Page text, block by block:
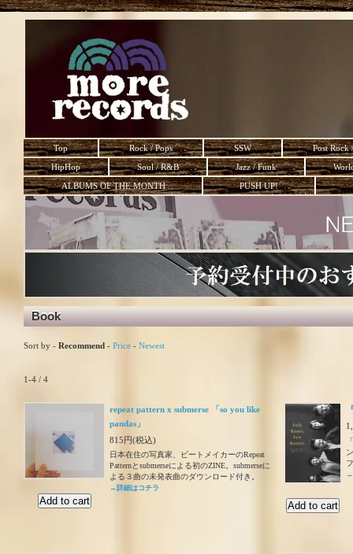
Top Rock / Pops SSW
Post Rock
HipHop
Soul / R&B Jazz / Funk
ALBUMS OF THE MONTH
PUSH UP!
Book
Sort by - Recommend - Price - Newest
1-4 / 4
repeat pattern x submerse 「so you like
pandas」
815円(税込)
日本在住の写真家、ビートメイカーのRepeat
Patternとsubmerseによる初のZINE。submerseに
よる３曲の未発表曲のダウンロード付き。
→詳細はコチラ
→